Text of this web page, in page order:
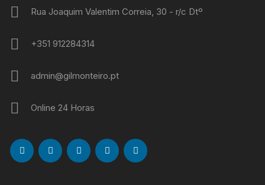
Rua Joaquim Valentim Correia, 30 - r/c Dtº
+351 912284314
admin@gilmonteiro.pt
Online 24 Horas